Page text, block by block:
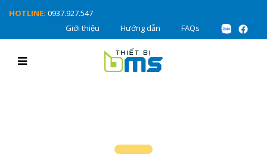
HOTLINE: 0937.927.547
Giới thiệu
Hướng dẫn FAQs